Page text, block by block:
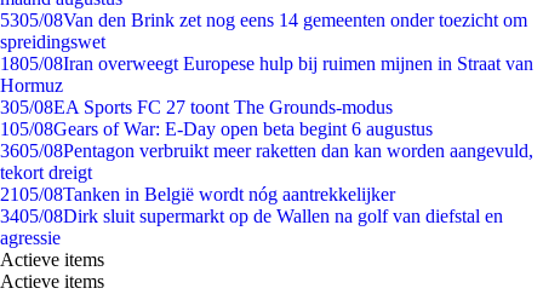
5305/08Van den Brink zet nog eens 14 gemeenten onder toezicht om
spreidingswet
1805/08Iran overweegt Europese hulp bij ruimen mijnen in Straat van
Hormuz
305/08EA Sports FC 27 toont The Grounds-modus
105/08Gears of War: E-Day open beta begint 6 augustus
3605/08Pentagon verbruikt meer raketten dan kan worden aangevuld,
tekort dreigt
2105/08Tanken in België wordt nóg aantrekkelijker
3405/08Dirk sluit supermarkt op de Wallen na golf van diefstal en
agressie
Actieve items
Actieve items